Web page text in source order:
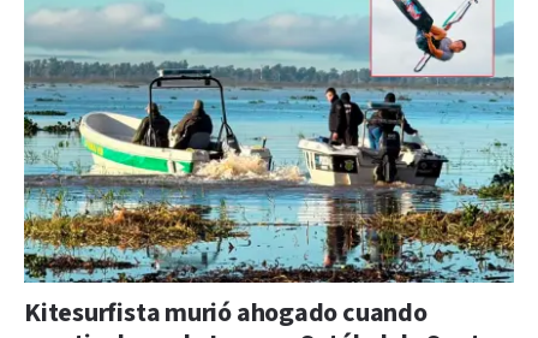
Kitesurfista murió ahogado cuando